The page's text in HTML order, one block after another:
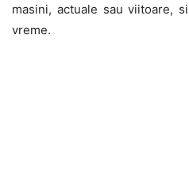
masini, actuale sau viitoare,
vreme.